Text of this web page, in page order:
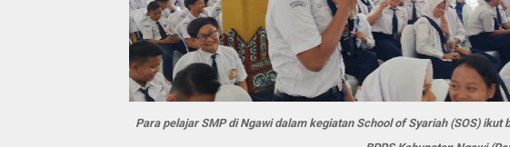
Para pelajar SMP di Ngawi dalam kegiatan School of Syariah (SOS)